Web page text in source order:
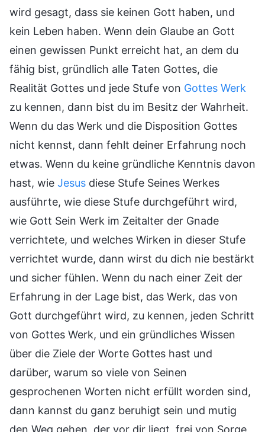
wird gesagt, dass sie keinen Gott haben, und
kein Leben haben. Wenn dein Glaube an Gott
einen gewissen Punkt erreicht hat, an dem du
fähig bist, gründlich alle Taten Gottes, die
Realität Gottes und jede Stufe von Gottes Werk
zu kennen, dann bist du im Besitz der Wahrheit.
Wenn du das Werk und die Disposition Gottes
nicht kennst, dann fehlt deiner Erfahrung noch
etwas. Wenn du keine gründliche Kenntnis davon
hast, wie Jesus diese Stufe Seines Werkes
ausführte, wie diese Stufe durchgeführt wird,
wie Gott Sein Werk im Zeitalter der Gnade
verrichtete, und welches Wirken in dieser Stufe
verrichtet wurde, dann wirst du dich nie bestärkt
und sicher fühlen. Wenn du nach einer Zeit der
Erfahrung in der Lage bist, das Werk, das von
Gott durchgeführt wird, zu kennen, jeden Schritt
von Gottes Werk, und ein gründliches Wissen
über die Ziele der Worte Gottes hast und
darüber, warum so viele von Seinen
gesprochenen Worten nicht erfüllt worden sind,
dann kannst du ganz beruhigt sein und mutig
den Weg gehen, der vor dir liegt, frei von Sorge